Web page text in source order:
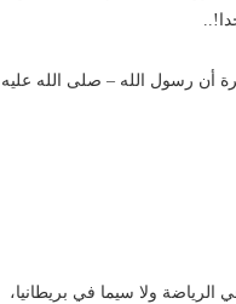
أن رسول الله – صلى الله عليه
ولا سيما في بريطانيا،